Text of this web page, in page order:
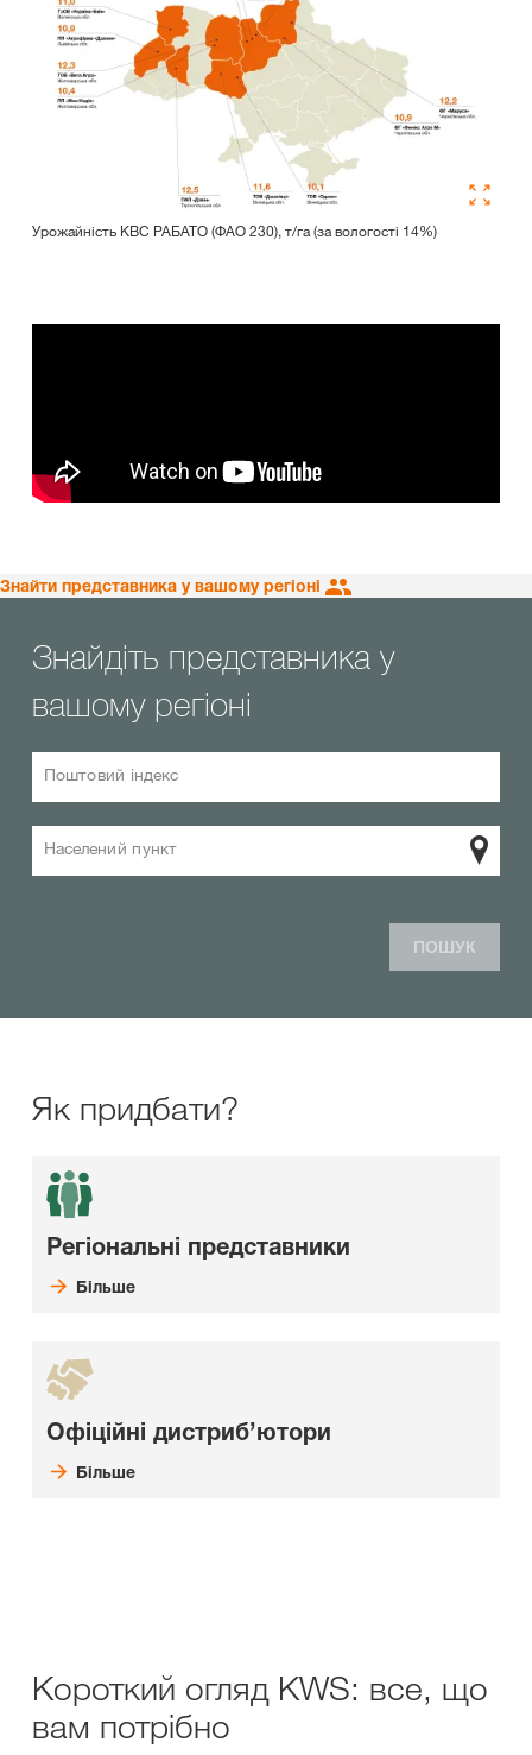
Урожайність КВС РАБАТО (ФАО 230), т/га (за вологості 14%)
Знайти представника у вашому регіоні
Знайдіть представника у
вашому регіоні
Поштовий індекс
Населений пункт
ПОШУК
Як придбати?
Регіональні представники
Більше
Офіційні дистриб’ютори
Більше
Короткий огляд KWS: все, що
вам потрібно